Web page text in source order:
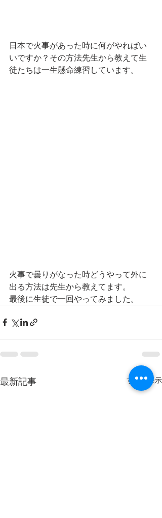
日本で火事があった時に何がやればい
いですか？その方法先生から教えて生
徒たちは一生懸命練習しています。
火事で曇りがなった時どうやって外に
出る方法は先生から教えてます。
最後に生徒で一回やってみました。
最新記事 すべて表示